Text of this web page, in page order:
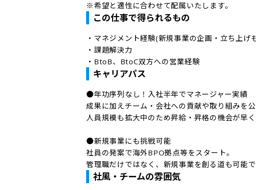
※希望と適性に合わせて配属いたします。
この仕事で得られるもの
・マネジメント経験(新規事業の企画・立ち上げ
・課題解決力
・BtoB、BtoC双方への営業経験
キャリアパス
●年功序列なし！入社半年でマネージャー実績
成果に加えチーム・会社への貢献や取り組みを公
人員規模も拡大中のため昇給・昇格の機会が早
●新規事業にも挑戦可能
社員の発案で海外BPO拠点等をスタート。
管理職だけではなく、新規事業を創る道も可能で
社風・チームの雰囲気